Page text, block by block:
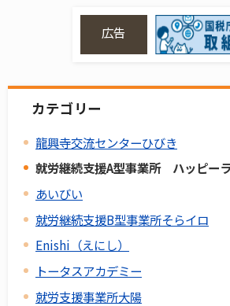
広告
カテゴリー
龍興寺交流センターひびき
就労継続支援A型事業所 ハッピー
あいびい
就労継続支援B型事業所そらイロ
Enishi（えにし）
トータスアカデミー
就労支援事業所大陽